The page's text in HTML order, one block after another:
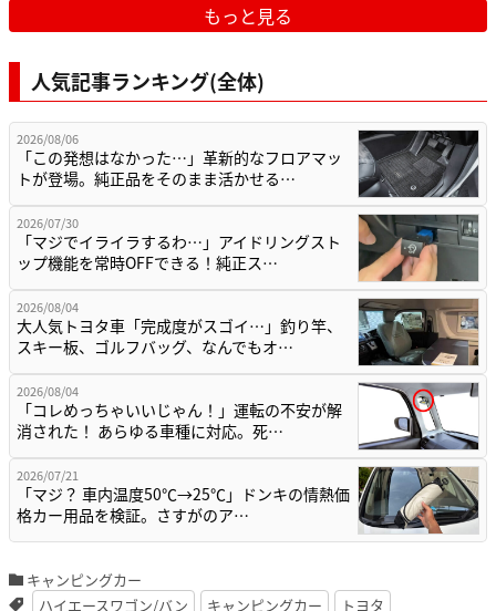
もっと見る
人気記事ランキング(全体)
2026/08/06
「この発想はなかった…」革新的なフロアマッ
トが登場。純正品をそのまま活かせる…
2026/07/30
「マジでイライラするわ…」アイドリングスト
ップ機能を常時OFFできる！純正ス…
2026/08/04
大人気トヨタ車「完成度がスゴイ…」釣り竿、
スキー板、ゴルフバッグ、なんでもオ…
2026/08/04
「コレめっちゃいいじゃん！」運転の不安が解
消された！ あらゆる車種に対応。死…
2026/07/21
「マジ？ 車内温度50℃→25℃」ドンキの情熱価
格カー用品を検証。さすがのア…
キャンピングカー
ハイエースワゴン/バン
キャンピングカー トヨタ